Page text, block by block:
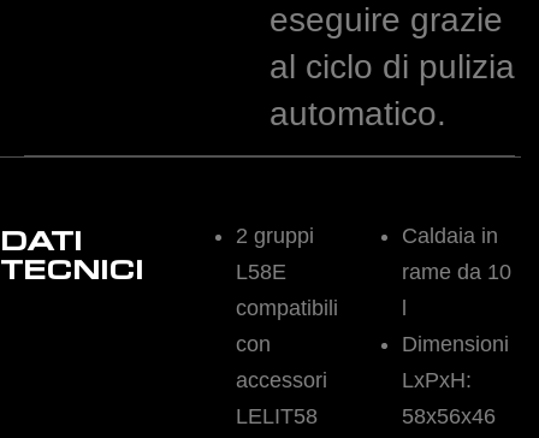
eseguire grazie
al ciclo di pulizia
automatico.
DATI
TECNICI
2 gruppi
L58E
compatibili
con
accessori
LELIT58
Caldaia in
rame da 10
l
Dimensioni
LxPxH:
58x56x46